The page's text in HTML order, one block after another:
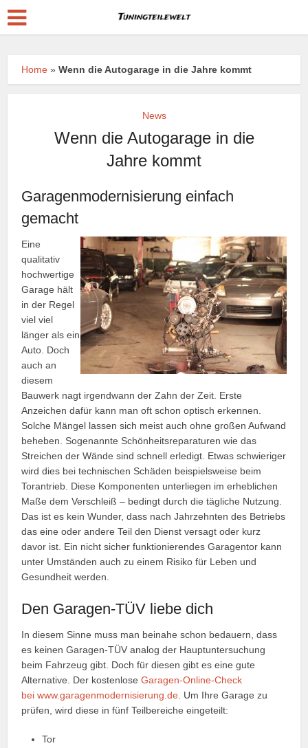
Home »Wenn die Autogarage in die Jahre kommt
News
Wenn die Autogarage in die
Jahre kommt
Garagenmodernisierung einfach
gemacht
Eine
qualitativ
hochwertige
Garage hält
in der Regel
viel viel
länger als ein
Auto. Doch
auch an
diesem
Bauwerk nagt irgendwann der Zahn der Zeit. Erste
Anzeichen dafür kann man oft schon optisch erkennen.
Solche Mängel lassen sich meist auch ohne großen Aufwand
beheben. Sogenannte Schönheitsreparaturen wie das
Streichen der Wände sind schnell erledigt. Etwas schwieriger
wird dies bei technischen Schäden beispielsweise beim
Torantrieb. Diese Komponenten unterliegen im erheblichen
Maße dem Verschleiß – bedingt durch die tägliche Nutzung.
Das ist es kein Wunder, dass nach Jahrzehnten des Betriebs
das eine oder andere Teil den Dienst versagt oder kurz
davor ist. Ein nicht sicher funktionierendes Garagentor kann
unter Umständen auch zu einem Risiko für Leben und
Gesundheit werden.
Den Garagen-TÜV liebe dich
In diesem Sinne muss man beinahe schon bedauern, dass
es keinen Garagen-TÜV analog der Hauptuntersuchung
beim Fahrzeug gibt. Doch für diesen gibt es eine gute
Alternative. Der kostenloseGaragen-Online-Check
bei www.garagenmodernisierung.de . Um Ihre Garage zu
prüfen, wird diese in fünf Teilbereiche eingeteilt:
Tor